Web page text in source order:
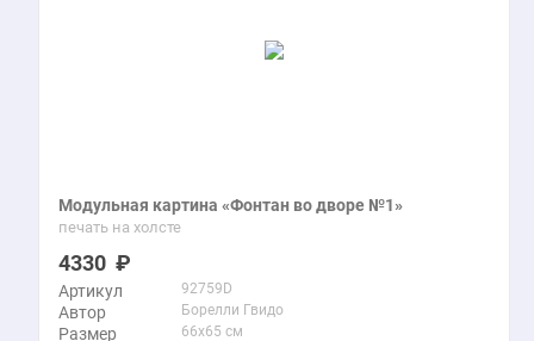
Модульная картина «Фонтан во дворе №1»
печать на холсте
4330
Артикул 92759D
Автор Борелли Гвидо
Размер 66x65 см